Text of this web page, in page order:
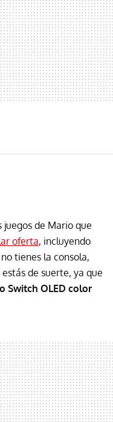
de Mario que
oferta, incluyendo
tienes la consola,
de suerte, ya que
Switch OLED color